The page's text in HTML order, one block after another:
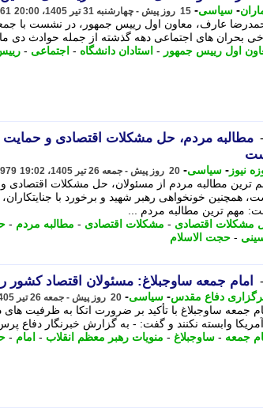
- سیاسی- 15 روز پیش - چهارشنبه 31 تیر 1405، 20:00
عارف، معاون اول رییس جمهور، در نشست با
بحران های اجتماعی دهه گذشته از جمله حوادث دی ماه 1404 گفت: - به گزارش
اول رییس جمهور - استادان دانشگاه - اجتماعی -
مطالبه مردم، حل مشکلات اقتصادی و حمایت
نیوز - سیاسی- 20 روز پیش - جمعه 26 تیر 1405، 19:02
ترین مطالبه مردم از مسئولان، حل مشکلات
همچنین خونخواهی رهبر شهید و برخورد با
مهم ترین مطالبه مردم ...
مشکلات اقتصادی - مشکلات اقتصادی - مطالبه مردم -
- حجت الاسلام
امام جمعه ساوجبلاغ: مسئولان اقتصاد کشور
دفاع مقدس- سیاسی- 20 روز پیش - جمعه 26 تیر 1405، 18:45
جمعه ساوجبلاغ با تأکید بر ضرورت اتکا به ظرفیت
آمریکا وابسته نکنند و گفت: - به گزارش خبرنگار دفاع
جمعه - ساوجبلاغ - منویات رهبر معظم انقلاب - امام -